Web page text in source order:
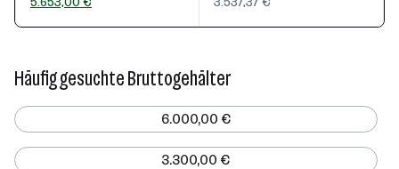
Häufig gesuchte Bruttogehälter
6.000,00 €
3.300,00 €